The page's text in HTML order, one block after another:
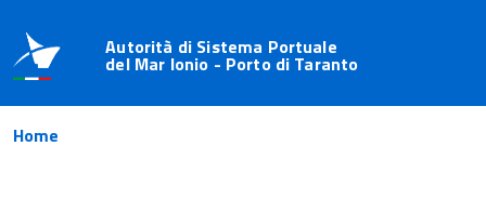
Autorità di Sistema Portuale
del Mar Ionio - Porto di Taranto
Home